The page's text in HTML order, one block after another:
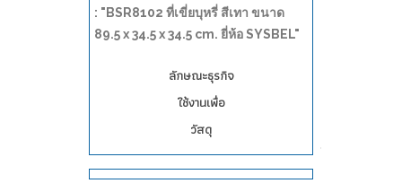
: "BSR8102 ที่เขี่ยบุหรี่ สีเทา ขนาด
89.5 x 34.5 x 34.5 cm. ยี่ห้อ SYSBEL"
ลักษณะธุรกิจ
ใช้งานเพื่อ
วัสดุ